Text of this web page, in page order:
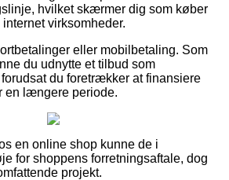
hvilket skærmer dig som køber
virksomheder.
eller mobilbetaling. Som
du udnytte et tilbud som
du foretrækker at finansiere
en længere periode.
en online shop kunne de i
for shoppens forretningsaftale, dog
projekt.